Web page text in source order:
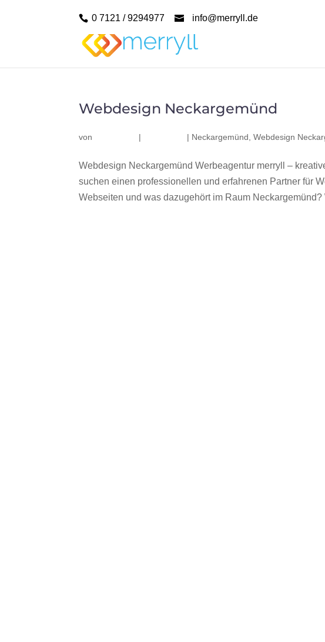
0 7121 / 9294977 info@merryll.de
Webdesign Neckargemünd
von | | Neckargemünd ,Webdesign
Webdesign Neckargemünd Werbeagentur merryll –
suchen einen professionellen und erfahrenen Partner für
Webseiten und was dazugehört im Raum Neckargemünd?